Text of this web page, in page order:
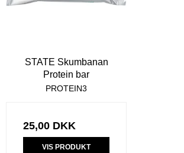
STATE Skumbanan
Protein bar
PROTEIN3
25,00 DKK
VIS PRODUKT